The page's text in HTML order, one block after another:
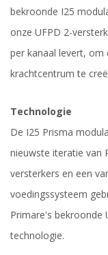
bekroonde I25
onze UFPD 2-
per kanaal levert,
krachtcentrum te
Technologie
De I25 Prisma
nieuwste iteratie van
versterkers en een
voedingssysteem
Primare's bekroonde
technologie.